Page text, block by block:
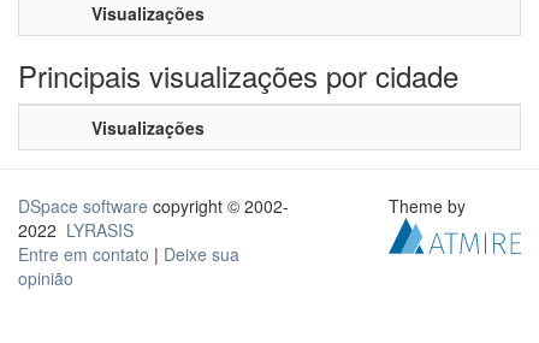
Visualizações
Principais visualizações por cidade
Visualizações
DSpace software copyright © 2002-
2022 LYRASIS
Entre em contato | Deixe sua
opinião
Theme by